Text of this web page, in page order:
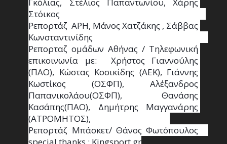
Στόικος
Ρεπορτάζ  ΑΡΗ, Μάνος Χατζάκης , Σάββας
Κωνσταντινίδης
Ρεπορταζ ομάδων Αθήνας / Τηλεφωνική
επικοινωνία με:  Χρήστος Γιαννούλης
(ΠΑΟ), Κώστας Κοσικίδης (ΑΕΚ), Γιάννης
Κωστίκος (ΟΣΦΠ), Αλέξανδρος
Παπανικολάου(ΟΣΦΠ), Θανάσης
Κασάπης(ΠΑΟ), Δημήτρης Μαγγανάρης
(ΑΤΡΟΜΗΤΟΣ),
Ρεπορτάζ Μπάσκετ/ Θάνος Φωτόπουλος